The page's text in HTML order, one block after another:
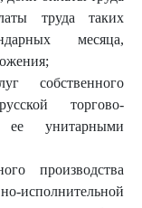
труда таких
месяца,
собственного
торгово-
унитарными
производства
исполнительной